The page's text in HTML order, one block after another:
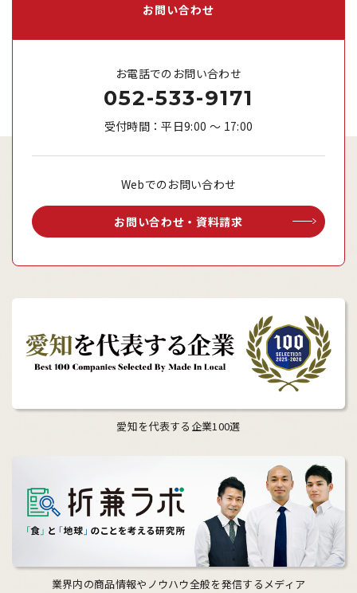
お問い合わせ
お電話でのお問い合わせ
052-533-9171
受付時間：平日9:00 ～ 17:00
Webでのお問い合わせ
お問い合わせ・資料請求
愛知を代表する企業100選
業界内の商品情報やノウハウ全般を発信するメディア